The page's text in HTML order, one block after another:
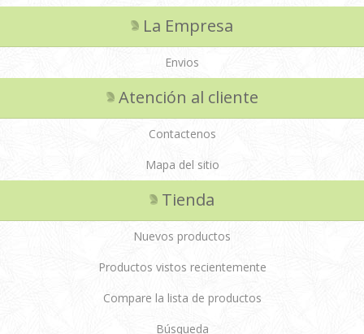
La Empresa
Envios
Atención al cliente
Contactenos
Mapa del sitio
Tienda
Nuevos productos
Productos vistos recientemente
Compare la lista de productos
Búsqueda